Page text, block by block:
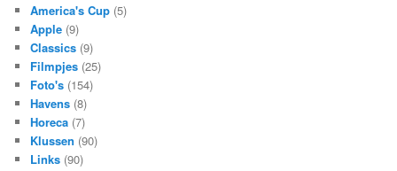
America's Cup (5)
Apple (9)
Classics (9)
Filmpjes (25)
Foto's (154)
Havens (8)
Horeca (7)
Klussen (90)
Links (90)